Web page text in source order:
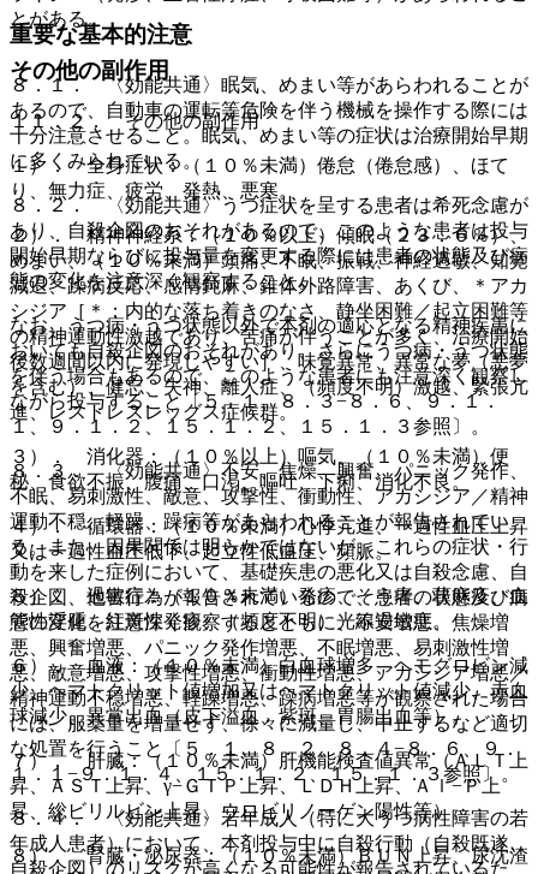
重要な基本的注意
８．１． 〈効能共通〉眠気、めまい等があらわれることが
あるので、自動車の運転等危険を伴う機械を操作する際には
十分注意させること。眠気、めまい等の症状は治療開始早期
に多くみられている。
８．２． 〈効能共通〉うつ症状を呈する患者は希死念慮が
あり、自殺企図のおそれがあるので、このような患者は投与
開始早期ならびに投与量を変更する際には患者の状態及び病
態の変化を注意深く観察すること。
なお、うつ病・うつ状態以外で本剤の適応となる精神疾患に
おいても自殺企図のおそれがあり、さらにうつ病・うつ状態
を伴う場合もあるので、このような患者にも注意深く観察し
ながら投与すること〔５．１、８．３−８．６、９．１．
１、９．１．２、１５．１．２、１５．１．３参照〕。
８．３． 〈効能共通〉不安、焦燥、興奮、パニック発作、
不眠、易刺激性、敵意、攻撃性、衝動性、アカシジア／精神
運動不穏、軽躁、躁病等があらわれることが報告されてい
る。また、因果関係は明らかではないが、これらの症状・行
動を来した症例において、基礎疾患の悪化又は自殺念慮、自
殺企図、他害行為が報告されているので、患者の状態及び病
態の変化を注意深く観察するとともに、不安増悪、焦燥増
悪、興奮増悪、パニック発作増悪、不眠増悪、易刺激性増
悪、敵意増悪、攻撃性増悪、衝動性増悪、アカシジア増悪／
精神運動不穏増悪、軽躁増悪、躁病増悪等が観察された場合
には、服薬量を増量せず、徐々に減量し、中止するなど適切
な処置を行うこと〔５．１、８．２、８．４−８．６、９．
１．１−９．１．４、１５．１．２、１５．１．３参照〕。
８．４． 〈効能共通〉若年成人（特に大うつ病性障害の若
年成人患者）において、本剤投与中に自殺行動（自殺既遂、
自殺企図）のリスクが高くなる可能性が報告されているた
とがある。
その他の副作用
１１．２． その他の副作用
１）． 全身症状：（１０％未満）倦怠（倦怠感）、ほて
り、無力症、疲労、発熱、悪寒。
２）． 精神神経系：（１０％以上）傾眠（２３．６％）、
めまい、（１０％未満）頭痛、不眠、振戦、神経過敏、知覚
減退、躁病反応、感情鈍麻、錐体外路障害、あくび、＊アカ
シジア［＊：内的な落ち着きのなさ、静坐困難／起立困難等
の精神運動性激越であり、苦痛が伴うことが多く、治療開始
後数週間以内に発現しやすい］、味覚異常、異常な夢（悪夢
を含む）、健忘、失神、離人症、（頻度不明）激越、緊張亢
進、レストレスレッグス症候群。
３）． 消化器：（１０％以上）嘔気、（１０％未満）便
秘、食欲不振、腹痛、口渇、嘔吐、下痢、消化不良。
４）． 循環器：（１０％未満）心悸亢進、一過性血圧上昇
又は一過性血圧低下、起立性低血圧、頻脈。
５）． 過敏症：（１０％未満）発疹、そう痒、蕁麻疹、血
管性浮腫、紅斑性発疹、（頻度不明）光線過敏症。
６）． 血液：（１０％未満）白血球増多、ヘモグロビン減
少、ヘマトクリット値増加又はヘマトクリット値減少、赤血
球減少、異常出血（皮下溢血、紫斑、胃腸出血等）。
７）． 肝臓：（１０％未満）肝機能検査値異常（ＡＬＴ上
昇、ＡＳＴ上昇、γ−ＧＴＰ上昇、ＬＤＨ上昇、Ａｌ−Ｐ上
昇、総ビリルビン上昇、ウロビリノーゲン陽性等）。
８）． 腎臓・泌尿器：（１０％未満）ＢＵＮ上昇、尿沈渣